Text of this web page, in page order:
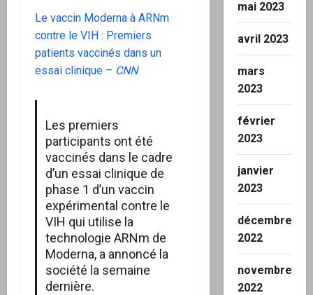
Le vaccin Moderna à ARNm
contre le VIH : Premiers
patients vaccinés dans un
essai clinique – CNN
Les premiers
participants ont été
vaccinés dans le cadre
d’un essai clinique de
phase 1 d’un vaccin
expérimental contre le
VIH qui utilise la
technologie ARNm de
Moderna, a annoncé la
société la semaine
dernière.
mai 2023
avril 2023
mars
2023
février
2023
janvier
2023
décembre
2022
novembre
2022